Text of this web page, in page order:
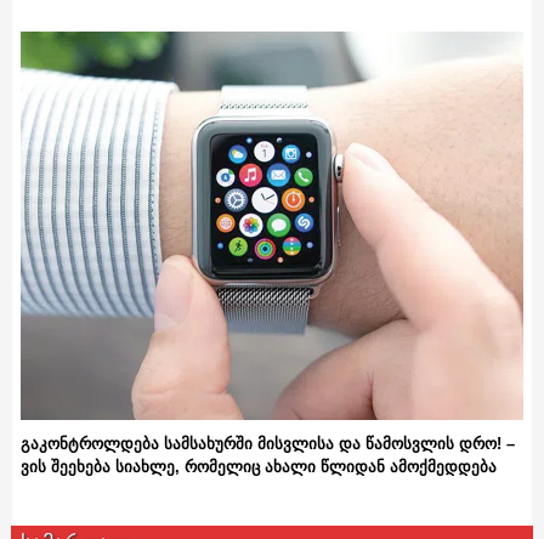
გაკონტროლდება სამსახურში მისვლისა და წამოსვლის დრო! –
ვის შეეხება სიახლე, რომელიც ახალი წლიდან ამოქმედდება